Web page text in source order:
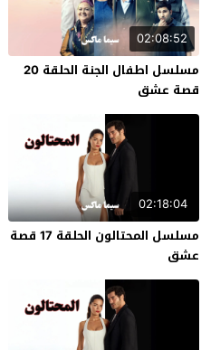
02:08:52
مسلسل اطفال الجنة الحلقة 20
قصة عشق
02:18:04
مسلسل المحتالون الحلقة 17 قصة
عشق